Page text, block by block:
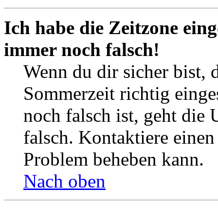
Ich habe die Zeitzone
immer noch falsch!
Wenn du dir sicher bist,
Sommerzeit richtig
noch falsch ist, geht die
falsch. Kontaktiere
Problem beheben kann.
Nach oben